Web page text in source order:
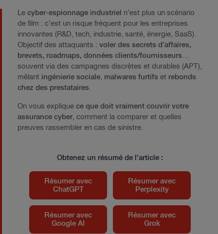
Le cyber-espionnage industriel n’est plus un scénario
de film : c’est un risque fréquent pour les entreprises
innovantes (R&D, tech, industrie, santé, énergie, SaaS).
Objectif des attaquants : voler des secrets d’affaires,
brevets, roadmaps, données clients/fournisseurs
souvent via des campagnes discrètes et durables (APT),
mêlant ingénierie sociale malwares furtifs et rebonds
chez des prestataires
On vous explique ce que doit vraiment couvrir votre
assurance cyber, comment la comparer et quelles
preuves rassembler en cas de sinistre.
Obtenez un résumé de l'article :
Résumer avec
ChatGPT
Résumer avec
Perplexity
Résumer avec
Google AI
Résumer avec
Grok